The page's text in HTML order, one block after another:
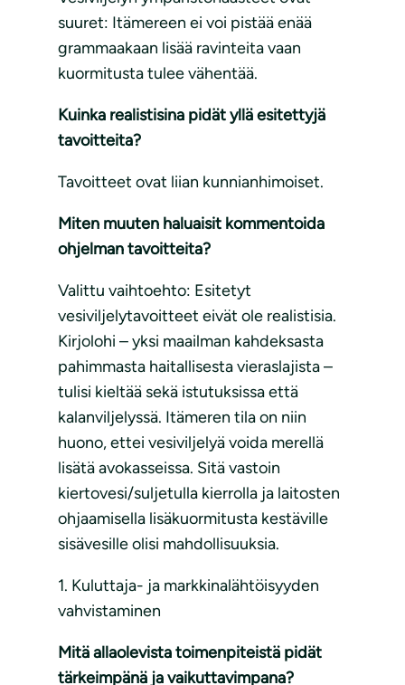
suuret: Itämereen ei voi pistää enää
grammaakaan lisää ravinteita vaan
kuormitusta tulee vähentää.
Kuinka realistisina pidät yllä esitettyjä
tavoitteita?
Tavoitteet ovat liian kunnianhimoiset.
Miten muuten haluaisit kommentoida
ohjelman tavoitteita?
Valittu vaihtoehto: Esitetyt
vesiviljelytavoitteet eivät ole realistisia.
Kirjolohi – yksi maailman kahdeksasta
pahimmasta haitallisesta vieraslajista –
tulisi kieltää sekä istutuksissa että
kalanviljelyssä. Itämeren tila on niin
huono, ettei vesiviljelyä voida merellä
lisätä avokasseissa. Sitä vastoin
kiertovesi/suljetulla kierrolla ja laitosten
ohjaamisella lisäkuormitusta kestäville
sisävesille olisi mahdollisuuksia.
1. Kuluttaja- ja markkinalähtöisyyden
vahvistaminen
Mitä allaolevista toimenpiteistä pidät
tärkeimpänä ja vaikuttavimpana?